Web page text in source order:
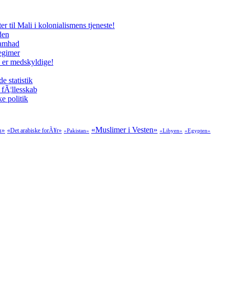
til Mali i kolonialismens tjeneste!
medskyldige!
statistik
politik
«Det arabiske forÃ¥r» «Pakistan» «Muslimer i Vesten» «Libyen» «Egypten»